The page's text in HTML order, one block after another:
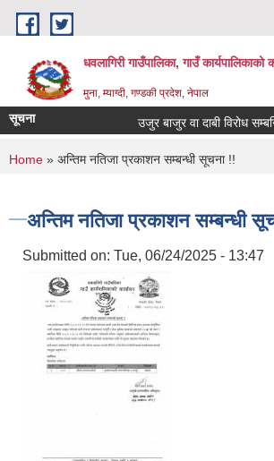
Skip to main content
धवलागिरी गाउँपालिका, गाउँ कार्यपालिकाको
मुना, म्याग्दी, गण्डकी प्रदेश, नेपाल
सूचना उजुर बाजुर वा दाबी विरोध
You are here
Home » अन्तिम नतिजा प्रकाशन सम्बन्धी सूचना !!
अन्तिम नतिजा प्रकाशन सम्बन्धी
Submitted on: Tue, 06/24/2025 - 13:47